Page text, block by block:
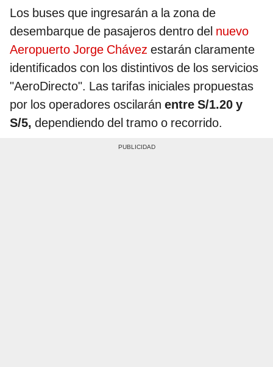
Los buses que ingresarán a la zona de
desembarque de pasajeros dentro del nuevo
Aeropuerto Jorge Chávez estarán claramente
identificados con los distintivos de los servicios
"AeroDirecto". Las tarifas iniciales propuestas
por los operadores oscilarán entre S/1.20 y
S/5, dependiendo del tramo o recorrido.